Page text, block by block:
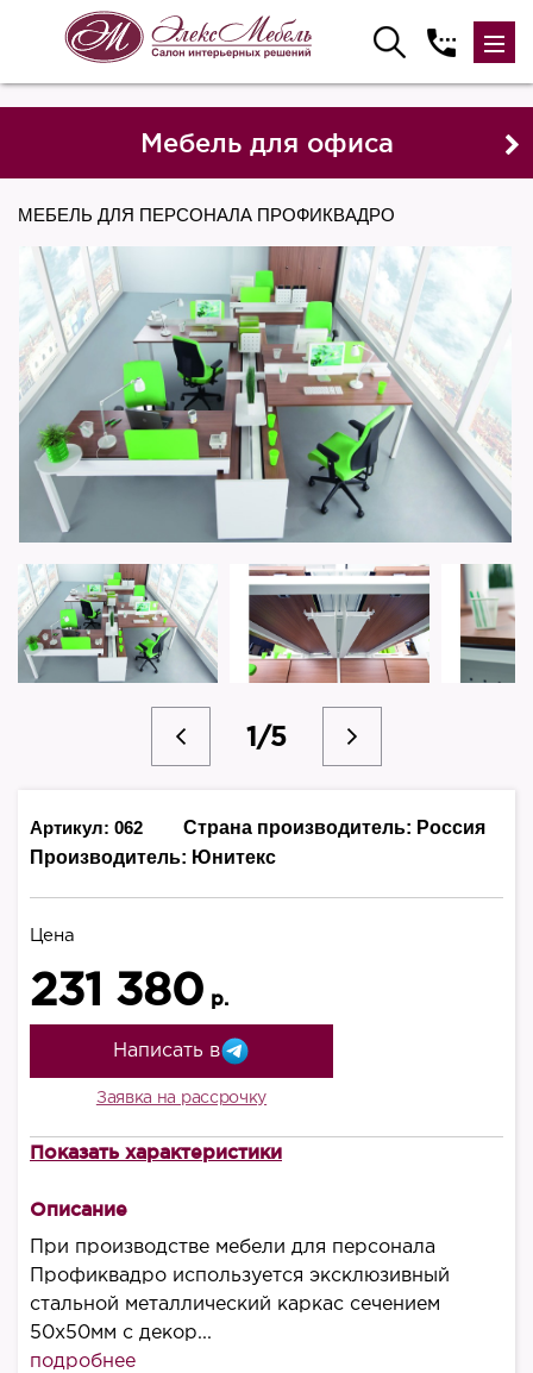
Мебель для офиса
МЕБЕЛЬ ДЛЯ ПЕРСОНАЛА ПРОФИКВАДРО
1/5
Артикул: 062 Страна производитель: Россия
Производитель: Юнитекс
Цена
231 380 р.
Написать в
Заявка на рассрочку
В комплект входит
0183 БН
Ширина – 3190 мм
Высота – 750 мм
Глубина – 3600 мм
Показать характеристики
Описание
При производстве мебели для персонала
Профиквадро используется эксклюзивный
стальной металлический каркас сечением
50х50мм с декор...
подробнее